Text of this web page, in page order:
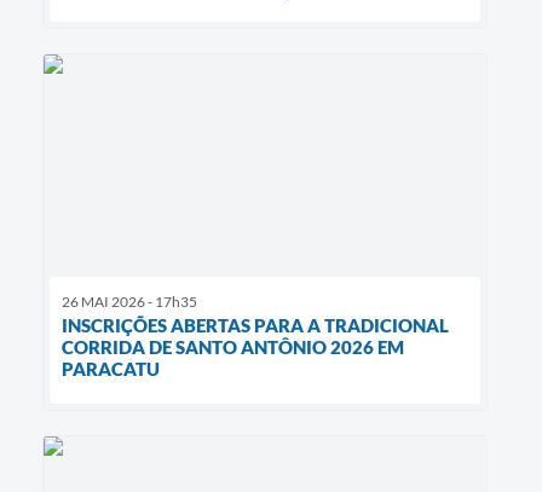
26 MAI 2026 - 17h35
INSCRIÇÕES ABERTAS PARA A TRADICIONAL
CORRIDA DE SANTO ANTÔNIO 2026 EM
PARACATU